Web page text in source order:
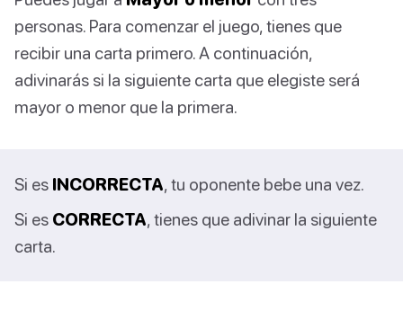
personas. Para comenzar el juego, tienes que
recibir una carta primero. A continuación,
adivinarás si la siguiente carta que elegiste será
mayor o menor que la primera.
Si es INCORRECTA, tu oponente bebe una vez.
Si es CORRECTA, tienes que adivinar la siguiente
carta.